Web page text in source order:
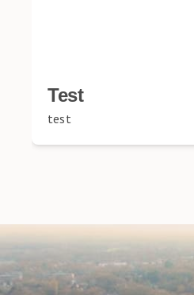
Test
test